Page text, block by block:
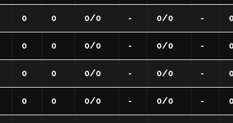
0 0 0/0 - 0/0 -
0 0 0/0 - 0/0 -
0 0 0/0 - 0/0 -
0 0 0/0 - 0/0 -